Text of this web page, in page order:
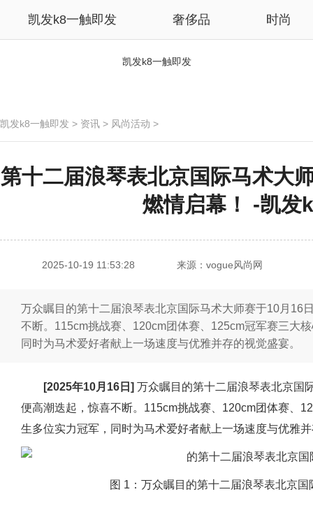
凯发k8一触即发 奢侈品 时尚
凯发k8一触即发
凯发k8一触即发 > 资讯 > 风尚活动 >
第十二届浪琴表北京国际马术大
燃情启幕！ -凯发
2025-10-19 11:53:28 来源：vogue风尚网
万众瞩目的第十二届浪琴表北京国际马术大师赛于10月16
不断。115cm挑战赛、120cm团体赛、125cm冠军赛三大
同时为马术爱好者献上一场速度与优雅并存的视觉盛宴。
[2025年10月16日] 万众瞩目的第十二届浪琴表北京国
便高潮迭起，惊喜不断。115cm挑战赛、120cm团体赛、
生多位实力冠军，同时为马术爱好者献上一场速度与优雅
图 1：万众瞩目的第十二届浪琴表北京